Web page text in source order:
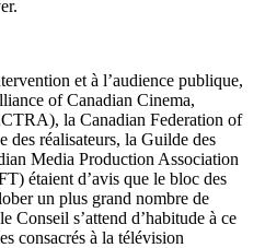
et à l’audience publique,
of Canadian Cinema,
la Canadian Federation of
des réalisateurs, la Guilde des
Media Production Association
étaient d’avis que le bloc des
un plus grand nombre de
Conseil s’attend d’habitude à ce
consacrés à la télévision